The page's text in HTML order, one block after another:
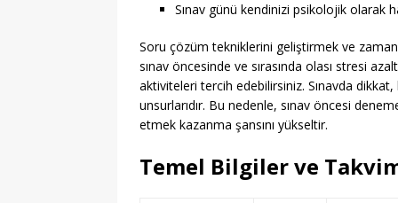
Sınav günü kendinizi psikolojik olarak
Soru çözüm tekniklerini geliştirmek ve zaman
sınav öncesinde ve sırasında olası stresi
aktiviteleri tercih edebilirsiniz. Sınavda
unsurlarıdır. Bu nedenle, sınav öncesi
etmek kazanma şansını yükseltir.
Temel Bilgiler ve